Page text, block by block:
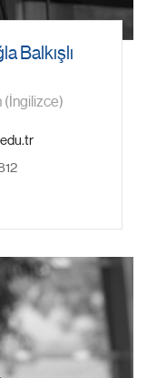
Balkışlı
(İngilizce)